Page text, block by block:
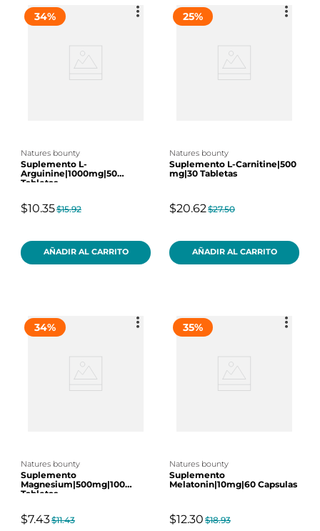
34%
natures bounty
Suplemento L-
Arguinine|1000mg|50
Tabletas
$10.35$15.92
AÑADIR AL CARRITO
25%
natures bounty
Suplemento L-Carnitine|500
mg|30 Tabletas
$20.62$27.50
AÑADIR AL CARRITO
34%
natures bounty
Suplemento
Magnesium|500mg|100
Tabletas
$7.43$11.43
35%
natures bounty
Suplemento
Melatonin|10mg|60 Capsulas
$12.30 $18.93